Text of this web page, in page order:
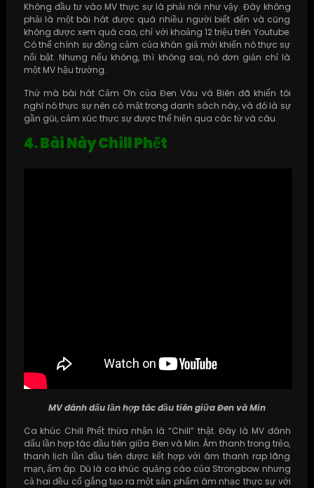
Không đầu tư vào MV thực sự là phải nói như vậy. Đây không
phải là một bài hát được quá nhiều người biết đến và cũng
không được xem quá cao, chỉ với khoảng 12 triệu trên Youtube.
Có thể chính sự đồng cảm của khán giả mới khiến nó thực sự
nổi bật. Nhưng nếu không, thì không sai, nó đơn giản chỉ là
một MV hậu trường.
Thứ mà bài hát Cảm Ơn của Đen Vâu và Biên đã khiến tôi
nghĩ nó thực sự nên có mặt trong danh sách này, và đó là sự
gần gũi, cảm xúc thực sự được thể hiện qua các từ và câu.
4. Bài Này Chill Phết
MV đánh dấu lần hợp tác đầu tiên giữa Đen và Min
Ca khúc Chill Phết thừa nhận là “Chill” thật. Đây là MV đánh
dấu lần hợp tác đầu tiên giữa Đen và Min. Âm thanh trong trẻo,
thanh lịch lần đầu tiên được kết hợp với âm thanh rap lãng
mạn, ấm áp. Dù là ca khúc quảng cáo của Strongbow nhưng
cả hai đều cố gắng tạo ra một sản phẩm âm nhạc thực sự với